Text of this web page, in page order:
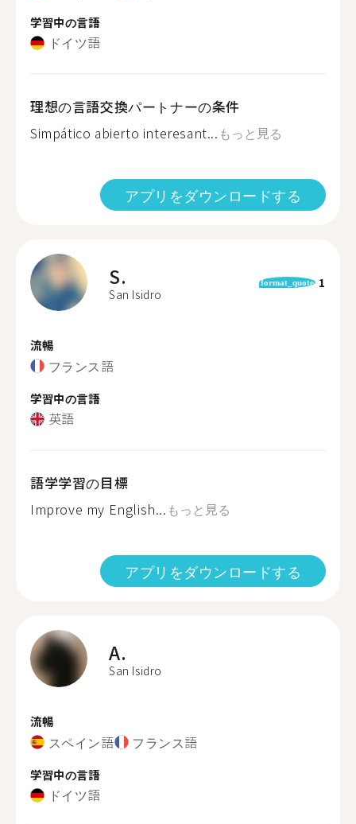
学習中の言語
ドイツ語
理想の言語交換パートナーの条件
Simpático abierto interesant... もっと見る
アプリをダウンロードする
S.
San Isidro
format_quote 1
流暢
フランス語
学習中の言語
英語
語学学習の目標
Improve my English... もっと見る
アプリをダウンロードする
A.
San Isidro
流暢
スペイン語 フランス語
学習中の言語
ドイツ語